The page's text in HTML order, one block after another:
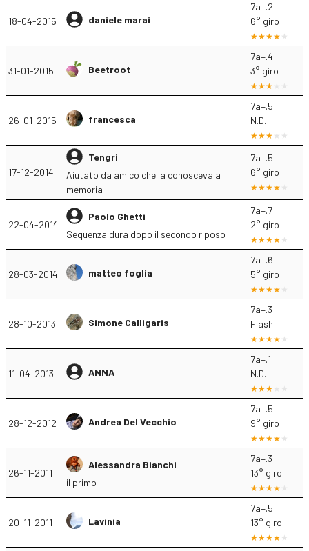
18-04-2015 daniele marai
7a+.2
6° giro
31-01-2015 Beetroot
7a+.4
3° giro
26-01-2015 francesca
7a+.5
N.D.
17-12-2014
Tengri
Aiutato da amico che la conosceva a
memoria
7a+.5
6° giro
22-04-2014
Paolo Ghetti
Sequenza dura dopo il secondo riposo
7a+.7
2° giro
28-03-2014 matteo foglia
7a+.6
5° giro
28-10-2013 Simone Calligaris
7a+.3
Flash
11-04-2013 ANNA
7a+.1
N.D.
28-12-2012 Andrea Del Vecchio
7a+.5
9° giro
26-11-2011
Alessandra Bianchi
il primo
7a+.3
13° giro
20-11-2011 Lavinia
7a+.5
13° giro